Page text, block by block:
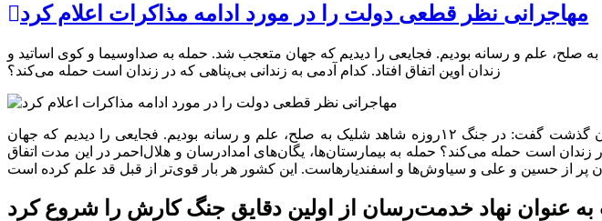
مهاجرانی نظر قطعی دولت را در مورد ادامه مذاکرات اعلام کرد
در جنگ تحمیلی اخیر بر ایران گذشت گفت: در جنگ ۱۲‌روزه شاهد شلیک به صلح، علم و رسانه بودیم. فجایعی را دیدیم که جهان متعجب شد. حمله به صداوسیما و کوی اساتید و
زندان اوین اتفاق افتاد. کدام آدمی به زندانی بی‌پناهی که در زندان است‌ حمله می‌کند؟
به گزارش اقتصاد آنلاین به نقل از شرق، فاطمه مهاجرانی با نگاهی بر آنچه در جنگ تحمیلی اخیر بر ایران گذشت گفت: در جنگ ۱۲‌روزه شاهد شلیک به صلح، علم و رسانه بودیم. فجایعی را دیدیم که جهان
زندان است حمله می‌کند؟ حمله به بیمارستان‌ها، یگان‌های امدادرسان و هلال‌احمر در این مدت اتفاق
عنوان نهاد خدمت‌رسان از اولین دقایق جنگ کارش را شروع کرد